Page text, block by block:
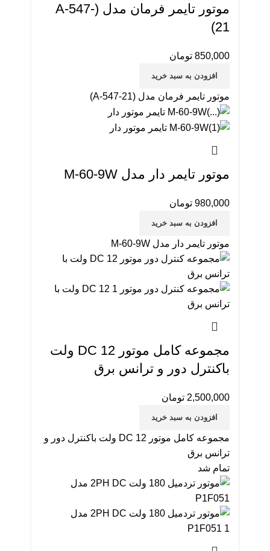
موتور تایمر فرمان مدل (A-547-
21)
850,000 تومان
افزودن به سبد خرید
موتور تایمر فرمان مدل (A-547-21)
موتور تایمر دار مدل M-60-9W
980,000 تومان
افزودن به سبد خرید
موتور تایمر دار مدل M-60-9W
مجموعه كامل موتور DC 12 ولت
باکنترل دور و ترانس برق
2,500,000 تومان
افزودن به سبد خرید
مجموعه كامل موتور DC 12 ولت باکنترل دور و
ترانس برق
تمام شد